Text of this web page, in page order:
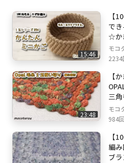
[サイズ]
縦：約21.5cm、横：約
15:46
【
で
☆か
モコ
2234
23:48
【
三
物☆
モコ
984
【
編
ブ